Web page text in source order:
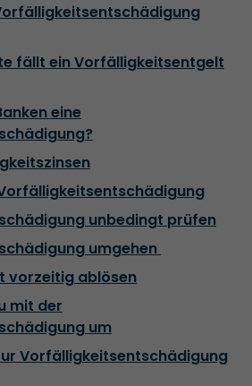
fällt ein Vorfälligkeitsentgelt
eine
unbedingt prüfen
umgehen
vorzeitig ablösen
mit der
um
Vorfälligkeitsentschädigung